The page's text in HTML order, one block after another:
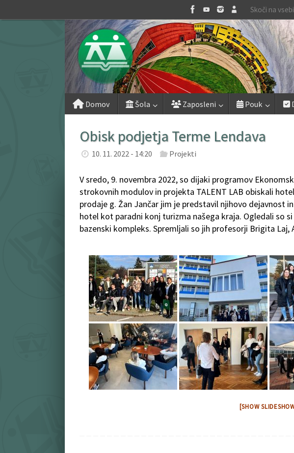
to
Skoči na
Skip
Domov Šola Zaposleni Pouk
Obisk podjetja Terme Lendava
10. 11. 2022 - 14:20 Projekti
V sredo, 9. novembra 2022, so dijaki programov
strokovnih modulov in projekta TALENT LAB obiskali
prodaje g. Žan Jančar jim je predstavil njihovo dejavnost
hotel kot paradni konj turizma našega kraja. Ogledali so
bazenski kompleks. Spremljali so jih profesorji Brigita Laj,
[SHOW